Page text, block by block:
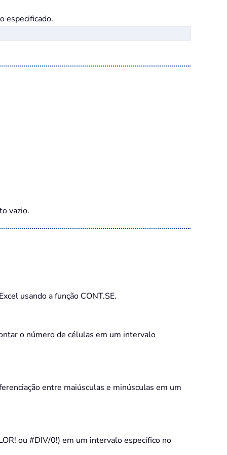
especificado.
vazio.
usando a função CONT.SE.
o número de células em um intervalo
entre maiúsculas e minúsculas em um
ou #DIV/0!) em um intervalo específico no